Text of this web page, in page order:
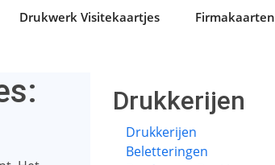
Drukwerk Visitekaartjes Firmakaarten
Drukkerijen
Drukkerijen
Beletteringen